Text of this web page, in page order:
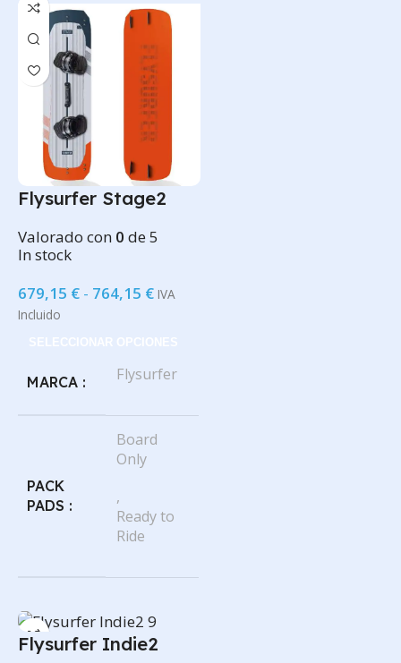
Flysurfer Stage2
Valorado con 0 de 5
In stock
679,15 € - 764,15 € IVA
Incluido
SELECCIONAR OPCIONES
MARCA Flysurfer
PACK
PADS
Board
Only
,
Ready to
Ride
Flysurfer Indie2